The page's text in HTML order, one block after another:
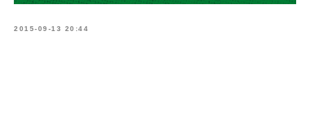
2015-09-13 20:44